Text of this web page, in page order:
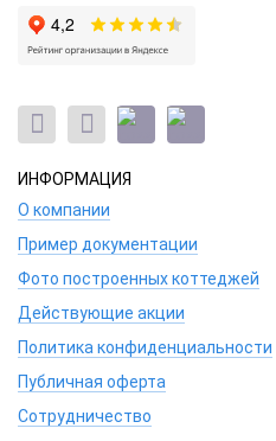
ИНФОРМАЦИЯ
О компании
Пример документации
Фото построенных коттеджей
Действующие акции
Политика конфиденциальности
Публичная оферта
Сотрудничество